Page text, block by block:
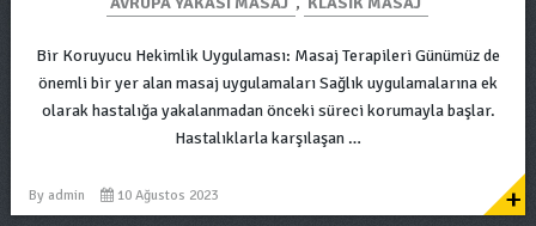
Bir Koruyucu Hekimlik Uygulaması: Masaj Terapileri Günümüz de
önemli bir yer alan masaj uygulamaları Sağlık uygulamalarına ek
olarak hastalığa yakalanmadan önceki süreci korumayla başlar.
Hastalıklarla karşılaşan …
By admin 10 Ağustos 2023 +